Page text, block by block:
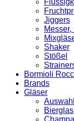
Jiggers
Shaker
Stößel
Bormioli
Brands
Gläser
Bierglas